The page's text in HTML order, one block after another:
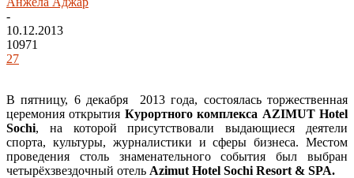
-
10.12.2013
10971
27
В пятницу, 6 декабря 2013 года, состоялась торжественная
церемония открытия Курортного комплекса AZIMUT Hotel
Sochi, на которой присутствовали выдающиеся деятели
спорта, культуры, журналистики и сферы бизнеса. Местом
проведения столь знаменательного события был выбран
четырёхзвездочный отель Azimut Hotel Sochi Resort & SPA.